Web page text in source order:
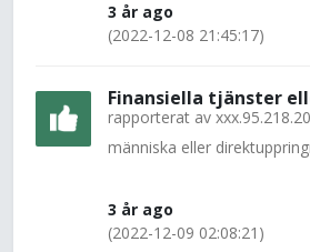
3 år ago
(2022-12-08 21:45:17)
Finansiella tjänster
rapporterat av
människa eller
3 år ago
(2022-12-09 02:08:21)